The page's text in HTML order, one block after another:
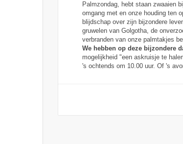
Palmzondag, hebt staan zwaaien
omgang met en onze houding ten
blijdschap over zijn bijzondere
gruwelen van Golgotha, de
verbranden van onze palmtakjes
We hebben op deze bijzondere
mogelijkheid "een askruisje te
's ochtends om 10.00 uur. Of 's